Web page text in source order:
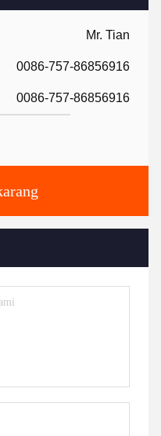
Mr. Tian
0086-757-86856916
0086-757-86856916